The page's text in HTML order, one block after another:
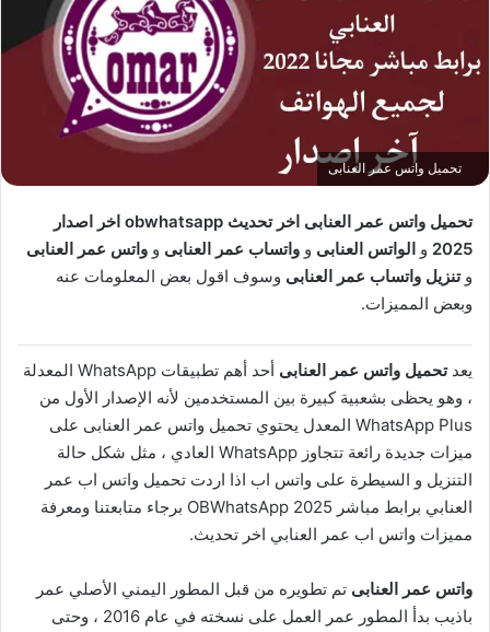
تحميل واتس عمر العنابى
تحميل واتس عمر العنابى اخر تحديث obwhatsapp اخر اصدار
2025 و الواتس العنابى و واتساب عمر العنابى و واتس عمر العنابى
و تنزيل واتساب عمر العنابى وسوف اقول بعض المعلومات عنه
وبعض المميزات.
يعدتحميل واتس عمر العنابى
أحد أهم تطبيقات WhatsApp المعدلة
، وهو يحظى بشعبية كبيرة بين المستخدمين لأنه الإصدار الأول من
WhatsApp Plus المعدل يحتوي تحميل واتس عمر العنابى على
ميزات جديدة رائعة تتجاوز WhatsApp العادي ، مثل شكل حالة
التنزيل و السيطرة على واتس اب اذا اردت تحميل واتس اب عمر
العنابي برابط مباشر 2025 OBWhatsApp برجاء متابعتنا ومعرفة
مميزات واتس اب عمر العنابي اخر تحديث.
واتس عمر العنابى تم تطويره من قبل المطور اليمني الأصلي عمر
باذيب بدأ المطور عمر العمل على نسخته في عام 2016 ، وحتى